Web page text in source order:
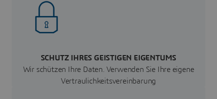
SCHUTZ IHRES GEISTIGEN EIGENTUMS
Wir schützen Ihre Daten. Verwenden Sie Ihre eigene
Vertraulichkeitsvereinbarung